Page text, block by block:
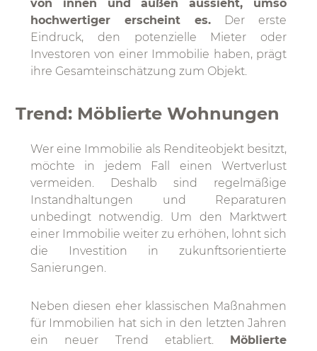
von innen und außen aussieht, umso
hochwertiger erscheint es. Der erste
Eindruck, den potenzielle Mieter oder
Investoren von einer Immobilie haben, prägt
ihre Gesamteinschätzung zum Objekt.
Trend: Möblierte Wohnungen
Wer eine Immobilie als Renditeobjekt besitzt,
möchte in jedem Fall einen Wertverlust
vermeiden. Deshalb sind regelmäßige
Instandhaltungen und Reparaturen
unbedingt notwendig. Um den Marktwert
einer Immobilie weiter zu erhöhen, lohnt sich
die Investition in zukunftsorientierte
Sanierungen.
Neben diesen eher klassischen Maßnahmen
für Immobilien hat sich in den letzten Jahren
ein neuer Trend etabliert.
Möblierte